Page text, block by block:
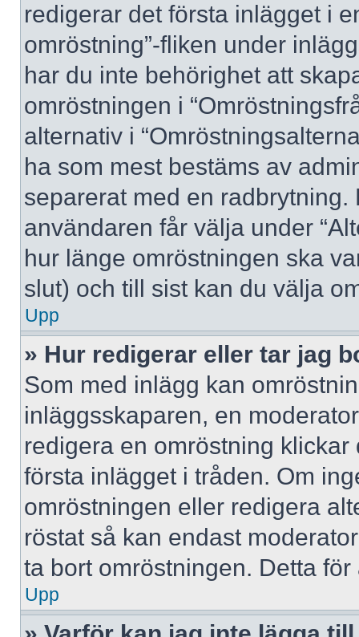
redigerar det första inlägget i
omröstning”-fliken under
har du inte behörighet att
omröstningen i
alternativ i
ha som mest bestäms av
separerat med en
användaren får välja under
hur länge omröstningen ska
slut) och till sist kan du välja
Upp
» Hur redigerar eller tar jag
Som med inlägg kan
inläggsskaparen, en
redigera en omröstning
första inlägget i tråden. Om
omröstningen eller redigera
röstat så kan endast
ta bort omröstningen. Detta
Upp